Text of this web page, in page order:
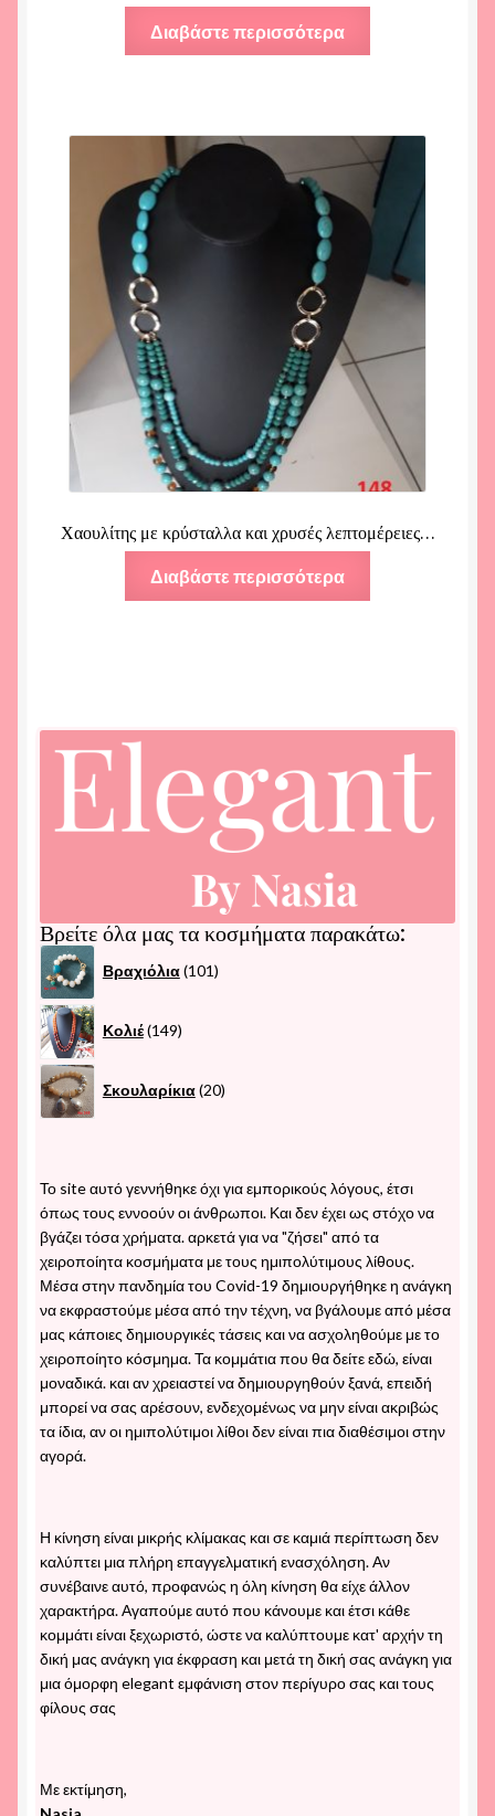
Διαβάστε περισσότερα
Χαουλίτης με κρύσταλλα και χρυσές λεπτομέρειες…
Διαβάστε περισσότερα
Βρείτε όλα μας τα κοσμήματα παρακάτω:
Βραχιόλια 101προϊόντα
Κολιέ 149προϊόντα
Σκουλαρίκια 20προϊόντα
Το site αυτό γεννήθηκε όχι για εμπορικούς λόγους, έτσι
όπως τους εννοούν οι άνθρωποι. Και δεν έχει ως στόχο να
βγάζει τόσα χρήματα. αρκετά για να "ζήσει" από τα
χειροποίητα κοσμήματα με τους ημιπολύτιμους λίθους.
Μέσα στην πανδημία του Covid-19 δημιουργήθηκε η ανάγκη
να εκφραστούμε μέσα από την τέχνη, να βγάλουμε από μέσα
μας κάποιες δημιουργικές τάσεις και να ασχοληθούμε με το
χειροποίητο κόσμημα. Τα κομμάτια που θα δείτε εδώ, είναι
μοναδικά. και αν χρειαστεί να δημιουργηθούν ξανά, επειδή
μπορεί να σας αρέσουν, ενδεχομένως να μην είναι ακριβώς
τα ίδια, αν οι ημιπολύτιμοι λίθοι δεν είναι πια διαθέσιμοι στην
αγορά.
Η κίνηση είναι μικρής κλίμακας και σε καμιά περίπτωση δεν
καλύπτει μια πλήρη επαγγελματική ενασχόληση. Αν
συνέβαινε αυτό, προφανώς η όλη κίνηση θα είχε άλλον
χαρακτήρα. Αγαπούμε αυτό που κάνουμε και έτσι κάθε
κομμάτι είναι ξεχωριστό, ώστε να καλύπτουμε κατ' αρχήν τη
δική μας ανάγκη για έκφραση και μετά τη δική σας ανάγκη για
μια όμορφη elegant εμφάνιση στον περίγυρο σας και τους
φίλους σας
Με εκτίμηση,